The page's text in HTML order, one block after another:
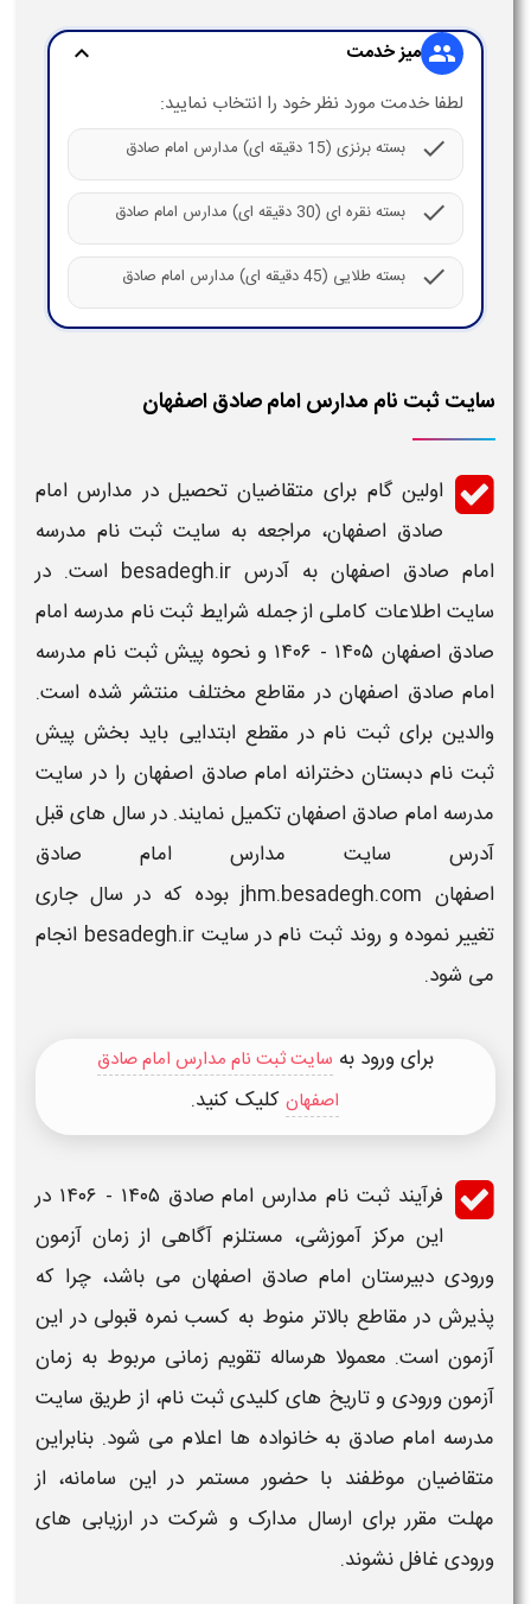
group میز خدمت expand_more
لطفا خدمت مورد نظر خود را انتخاب نمایید:
check بسته برنزی (15 دقیقه ای) مدارس امام صادق
check بسته نقره ای (30 دقیقه ای) مدارس امام صادق
check بسته طلایی (45 دقیقه ای) مدارس امام صادق
سایت ثبت نام مدارس امام صادق اصفهان
اولین گام برای متقاضیان تحصیل درمدارس امام
صادق اصفهان، مراجعه به سایت ثبت نام مدرسه
امام صادق اصفهان به آدرس besadegh.ir است. در
سایتاطلاعات کاملی از جمله شرایط ثبت نام مدرسه امام
صادق اصفهان ۱۴۰۵ - ۱۴۰۶
ونحوه پیش ثبت نام مدرسه
امام صادق اصفهان در مقاطع مختلف منتشر شده است.
والدین برای ثبت نام در مقطع ابتدایی باید بخش پیش
ثبت نام دبستان دخترانه امام صادق اصفهان را درسایت
مدرسه امام صادق اصفهانتکمیل نمایند. در سال های قبل
آدرس سایت مدارس امام صادق
اصفهان
jhm.besadegh.com بوده که در سال جاری
تغییر نموده و روند ثبت نام در سایت besadegh.ir
انجام
می شود.
برای ورود به سایت ثبت نام مدارس امام صادق
اصفهان کلیک کنید.
فرآیند ثبت نام مدارس امام صادق ۱۴۰۵ - ۱۴۰۶
در
این مرکز آموزشی، مستلزم آگاهی از زمان آزمون
ورودی دبیرستان امام صادق اصفهان می باشد، چرا که
پذیرش در مقاطع بالاتر منوط به کسب نمره قبولی در این
آزمون است. معمولا هرساله تقویم زمانی مربوط به زمان
آزمون ورودی و تاریخ های کلیدی ثبت نام، از طریق سایت
مدرسه امام صادق به خانواده ها اعلام می شود. بنابراین
متقاضیان موظفند با حضور مستمر در این سامانه، از
مهلت مقرر برای ارسال مدارک و شرکت در ارزیابی های
ورودی غافل نشوند.